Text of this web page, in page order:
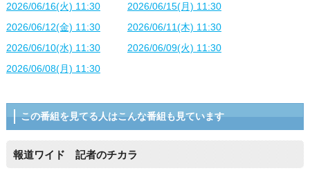
2026/06/16(火) 11:30
2026/06/15(月) 11:30
2026/06/12(金) 11:30
2026/06/11(木) 11:30
2026/06/10(水) 11:30
2026/06/09(火) 11:30
2026/06/08(月) 11:30
この番組を見てる人はこんな番組も見ています
報道ワイド 記者のチカラ